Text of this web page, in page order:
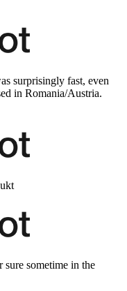
surprisingly fast, even
in Romania/Austria.
sometime in the